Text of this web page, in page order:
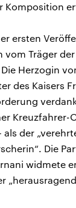
Komposition
ersten
vom Träger
Herzogin
des Kaisers
Kreuzfahrer-
der
Die
widmete